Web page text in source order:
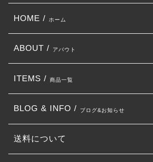
HOME / ホーム
ABOUT / アバウト
ITEMS / 商品一覧
BLOG & INFO / ブログ&お知らせ
送料について